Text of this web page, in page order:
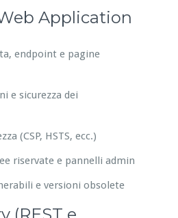
Application
endpoint e pagine
e sicurezza dei
(CSP, HSTS, ecc.)
riservate e pannelli admin
e versioni obsolete
(REST e